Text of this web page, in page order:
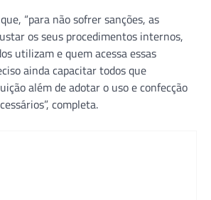
“para não sofrer sanções, as
os seus procedimentos internos,
utilizam e quem acessa essas
ainda capacitar todos que
além de adotar o uso e confecção
completa.